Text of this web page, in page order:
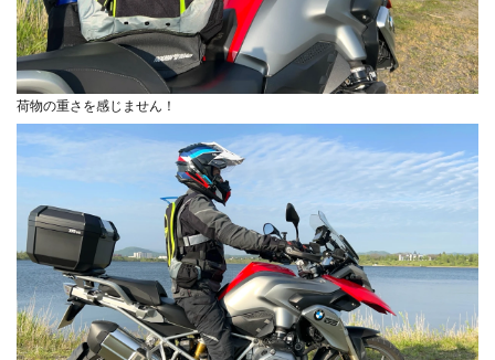
荷物の重さを感じません！